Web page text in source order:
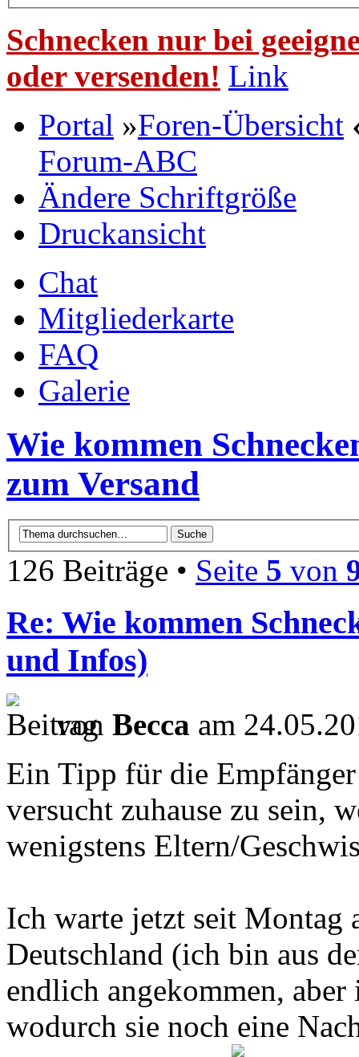
Schnecken nur bei
oder versenden! Link
Portal »Foren-Übersicht
Forum-ABC
Ändere Schriftgröße
Druckansicht
Chat
Mitgliederkarte
FAQ
Galerie
Wie kommen
zum Versand
126 Beiträge • Seite 5 von
Re: Wie kommen
und Infos)
von Becca am
Ein Tipp für die
versucht zuhause zu sein,
wenigstens Eltern/
Ich warte jetzt seit Montag
Deutschland (ich bin aus
endlich angekommen,
wodurch sie noch eine